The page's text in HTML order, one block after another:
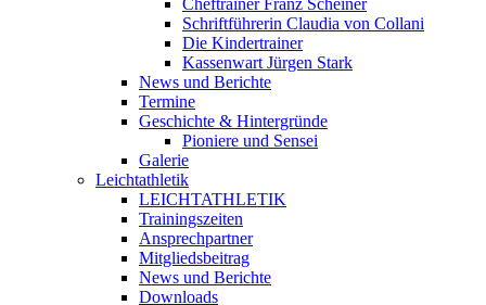
Cheftrainer Franz Scheiner
Schriftführerin Claudia von Collani
Die Kindertrainer
Kassenwart Jürgen Stark
News und Berichte
Termine
Geschichte & Hintergründe
Pioniere und Sensei
Galerie
Leichtathletik
LEICHTATHLETIK
Trainingszeiten
Ansprechpartner
Mitgliedsbeitrag
News und Berichte
Downloads